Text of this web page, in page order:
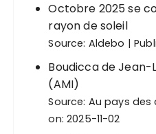
Octobre 2025 se
rayon de soleil
Source: Aldebo
Boudicca de
(AMI)
Source: Au pays des
on: 2025-11-02